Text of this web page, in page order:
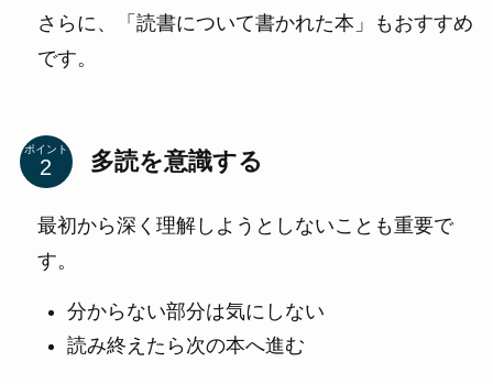
さらに、「読書について書かれた本」もおすすめ
です。
ポイント 多読を意識する
最初から深く理解しようとしないことも重要で
す。
分からない部分は気にしない
読み終えたら次の本へ進む